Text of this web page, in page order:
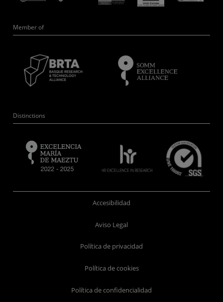
Member of
Distinctions
Accesibilidad
Aviso Legal
Política de privacidad
Política de cookies
Política de confidencialidad